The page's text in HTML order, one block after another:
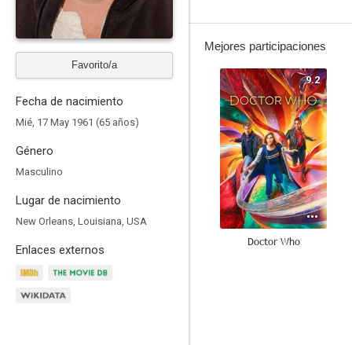
Favorito/a
Fecha de nacimiento
Mié, 17 May 1961 (65 años)
Género
Masculino
Lugar de nacimiento
New Orleans, Louisiana, USA
Enlaces externos
Mejores participaciones
9.2
Doctor Who